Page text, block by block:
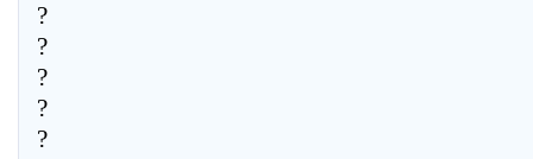
?
?
?
?
?